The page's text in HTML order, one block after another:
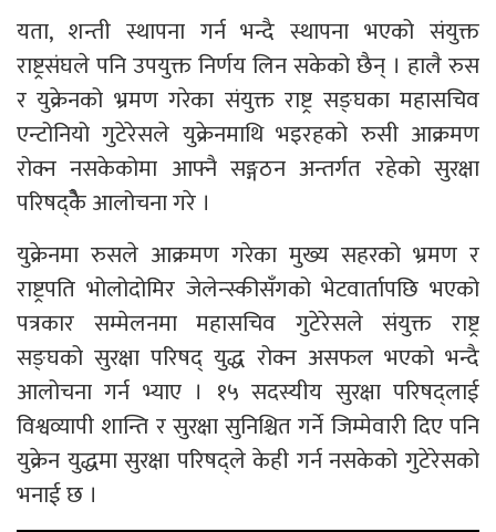
यता, शन्ती स्थापना गर्न भन्दै स्थापना भएको संयुक्त
राष्ट्रसंघले पनि उपयुक्त निर्णय लिन सकेको छैन् । हालै रुस
र युक्रेनको भ्रमण गरेका संयुक्त राष्ट्र सङ्घका महासचिव
एन्टोनियो गुटेरेसले युक्रेनमाथि भइरहको रुसी आक्रमण
रोक्न नसकेकोमा आफ्नै सङ्गठन अन्तर्गत रहेको सुरक्षा
परिषद्कैे आलोचना गरे ।
युक्रेनमा रुसले आक्रमण गरेका मुख्य सहरको भ्रमण र
राष्ट्रपति भोलोदोमिर जेलेन्स्कीसँगको भेटवार्तापछि भएको
पत्रकार सम्मेलनमा महासचिव गुटेरेसले संयुक्त राष्ट्र
सङ्घको सुरक्षा परिषद् युद्ध रोक्न असफल भएको भन्दै
आलोचना गर्न भ्याए । १५ सदस्यीय सुरक्षा परिषद्लाई
विश्वव्यापी शान्ति र सुरक्षा सुनिश्चित गर्ने जिम्मेवारी दिए पनि
युक्रेन युद्धमा सुरक्षा परिषद्ले केही गर्न नसकेको गुटेरेसको
भनाई छ ।